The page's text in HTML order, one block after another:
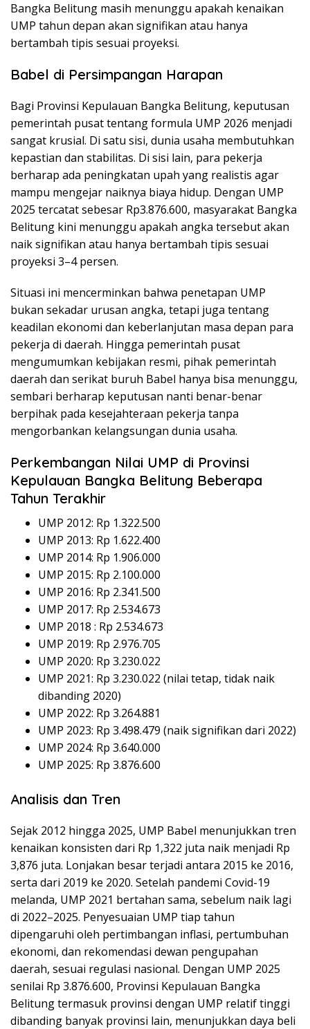
Bangka Belitung masih menunggu apakah kenaikan
UMP tahun depan akan signifikan atau hanya
bertambah tipis sesuai proyeksi.
Babel di Persimpangan Harapan
Bagi Provinsi Kepulauan Bangka Belitung, keputusan
pemerintah pusat tentang formula UMP 2026 menjadi
sangat krusial. Di satu sisi, dunia usaha membutuhkan
kepastian dan stabilitas. Di sisi lain, para pekerja
berharap ada peningkatan upah yang realistis agar
mampu mengejar naiknya biaya hidup. Dengan UMP
2025 tercatat sebesar Rp3.876.600, masyarakat Bangka
Belitung kini menunggu apakah angka tersebut akan
naik signifikan atau hanya bertambah tipis sesuai
proyeksi 3–4 persen.
Situasi ini mencerminkan bahwa penetapan UMP
bukan sekadar urusan angka, tetapi juga tentang
keadilan ekonomi dan keberlanjutan masa depan para
pekerja di daerah. Hingga pemerintah pusat
mengumumkan kebijakan resmi, pihak pemerintah
daerah dan serikat buruh Babel hanya bisa menunggu,
sembari berharap keputusan nanti benar-benar
berpihak pada kesejahteraan pekerja tanpa
mengorbankan kelangsungan dunia usaha.
Perkembangan Nilai UMP di Provinsi
Kepulauan Bangka Belitung Beberapa
Tahun Terakhir
UMP 2012: Rp 1.322.500
UMP 2013: Rp 1.622.400
UMP 2014: Rp 1.906.000
UMP 2015: Rp 2.100.000
UMP 2016: Rp 2.341.500
UMP 2017: Rp 2.534.673
UMP 2018 : Rp 2.534.673
UMP 2019: Rp 2.976.705
UMP 2020: Rp 3.230.022
UMP 2021: Rp 3.230.022 (nilai tetap, tidak naik
dibanding 2020)
UMP 2022: Rp 3.264.881
UMP 2023: Rp 3.498.479 (naik signifikan dari 2022)
UMP 2024: Rp 3.640.000
UMP 2025: Rp 3.876.600
Analisis dan Tren
Sejak 2012 hingga 2025, UMP Babel menunjukkan tren
kenaikan konsisten dari Rp 1,322 juta naik menjadi Rp
3,876 juta. Lonjakan besar terjadi antara 2015 ke 2016,
serta dari 2019 ke 2020. Setelah pandemi Covid-19
melanda, UMP 2021 bertahan sama, sebelum naik lagi
di 2022–2025. Penyesuaian UMP tiap tahun
dipengaruhi oleh pertimbangan inflasi, pertumbuhan
ekonomi, dan rekomendasi dewan pengupahan
daerah, sesuai regulasi nasional. Dengan UMP 2025
senilai Rp 3.876.600, Provinsi Kepulauan Bangka
Belitung termasuk provinsi dengan UMP relatif tinggi
dibanding banyak provinsi lain, menunjukkan daya beli